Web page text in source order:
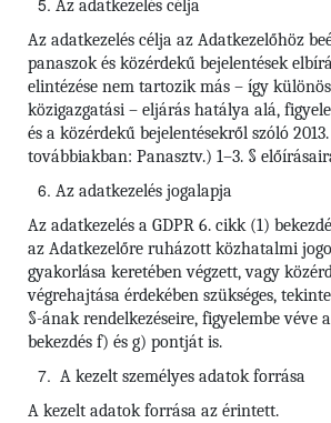
Az adatkezelés célja
Az adatkezelés célja az Adatkezelőhöz
panaszok és közérdekű bejelentések
elintézése nem tartozik más – így
közigazgatási – eljárás hatálya alá,
és a közérdekű bejelentésekről szóló
továbbiakban: Panasztv.) 1–3. §
Az adatkezelés jogalapja
Az adatkezelés a GDPR 6. cikk (1)
az Adatkezelőre ruházott közhatalmi
gyakorlása keretében végzett, vagy
végrehajtása érdekében szükséges,
§-ának rendelkezéseire, figyelembe véve
bekezdés f) és g) pontját is.
A kezelt személyes adatok forrása
A kezelt adatok forrása az érintett.